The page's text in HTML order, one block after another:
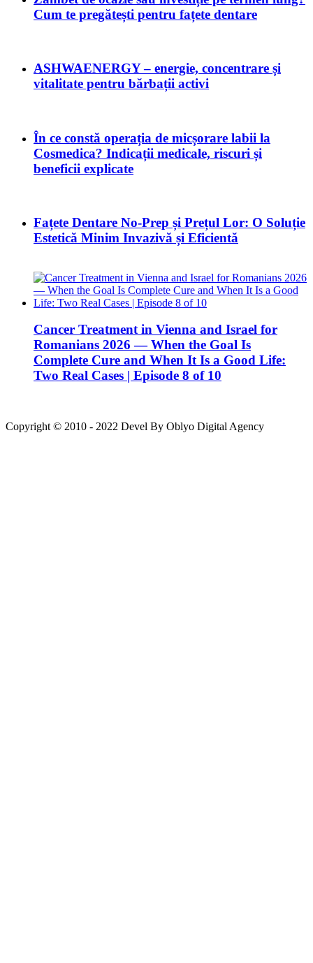
Cum te pregătești pentru fațete dentare
ASHWAENERGY – energie, concentrare și
vitalitate pentru bărbații activi
În ce constă operația de micșorare labii la
Cosmedica? Indicații medicale, riscuri și
beneficii explicate
Fațete Dentare No-Prep și Prețul Lor: O Soluție
Estetică Minim Invazivă și Eficientă
Cancer Treatment in Vienna and Israel for
Romanians 2026 — When the Goal Is
Complete Cure and When It Is a Good Life:
Two Real Cases | Episode 8 of 10
Copyright © 2010 - 2022 Devel By Oblyo Digital Agency